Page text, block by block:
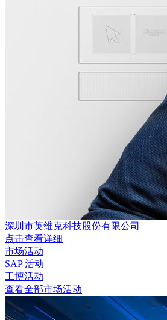
深圳市英维克科技股份有限公司
点击查看详细
市场活动
SAP 活动
工博活动
查看全部市场活动